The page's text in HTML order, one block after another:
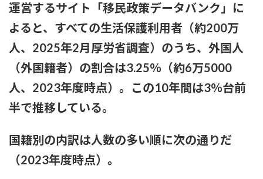
御手洗菜々アナと南後杏子アナ 踊って胸が微揺れ！！【GIF
動画あり】
粗品ってくっそ面白いのになんでジジイに嫌われてるん
や？？？
プリズンブレイク、シーズン1を超えるドラマや映画世の中に
存在しない説
【テレビ】玉川徹「僕はマイナンバーカードを持っていない。
不便だと感じたことは一回もない」「使いたい人だけにすれば
いい」★3
運営するサイト「移民政策データバンク」に
よると、すべての生活保護利用者（約200万
人、2025年2月厚労省調査）のうち、外国人
（外国籍者）の割合は3.25％（約6万5000
人、2023年度時点）。この10年間は3％台前
半で推移している。
国籍別の内訳は人数の多い順に次の通りだ
（2023年度時点）。